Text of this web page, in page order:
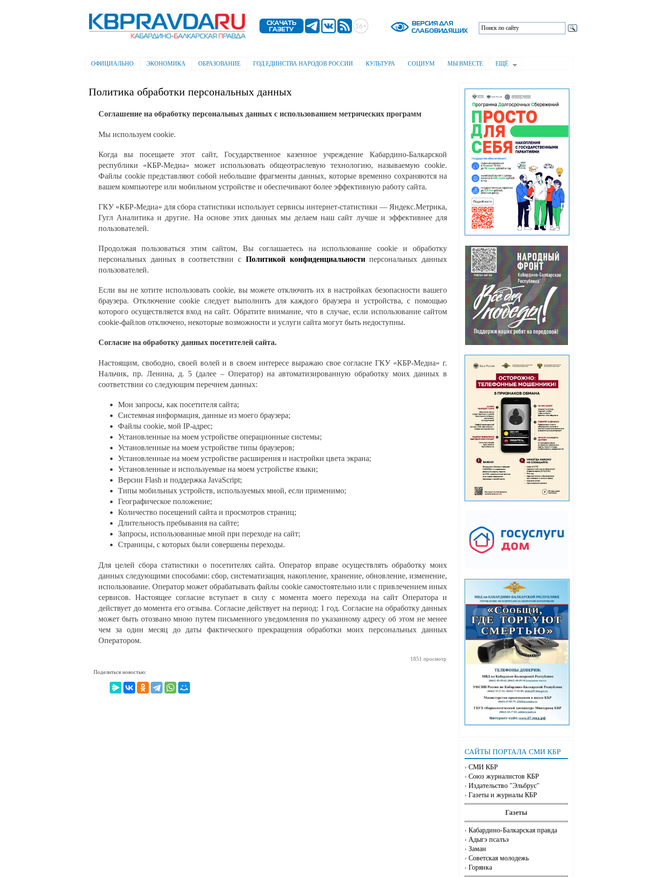
содержанию
Электронная газета "Кабардино-
Балкарская правда"
Главное меню
ОФИЦИАЛЬНО ЭКОНОМИКА ОБРАЗОВАНИЕ ГОД ЕДИНСТВА НАРОДОВ РОССИИ КУЛЬТУРА СОЦИУМ МЫ ВМЕСТЕ ЕЩЁ
САЙТЫ ПОРТАЛА СМИ КБР
СМИ КБР
Союз журналистов КБР
Издательство "Эльбрус"
Газеты и журналы КБР
Газеты
Кабардино-Балкарская правда
Адыгэ псалъэ
Заман
Советская молодежь
Горянка
Политика обработки персональных данных
Соглашение на обработку персональных данных с использованием метрических программ
Мы используем cookie.
Когда вы посещаете этот сайт, Государственное казенное учреждение Кабардино-Балкарской
республики «КБР-Медиа» может использовать общеотраслевую технологию, называемую cookie.
Файлы cookie представляют собой небольшие фрагменты данных, которые временно сохраняются на
вашем компьютере или мобильном устройстве и обеспечивают более эффективную работу сайта.
ГКУ «КБР-Медиа» для сбора статистики использует сервисы интернет-статистики — Яндекс.Метрика,
Гугл Аналитика и другие. На основе этих данных мы делаем наш сайт лучше и эффективнее для
пользователей.
Продолжая пользоваться этим сайтом, Вы соглашаетесь на использование cookie и обработку
персональных данных в соответствии с Политикой конфиденциальности персональных данных
пользователей.
Если вы не хотите использовать cookie, вы можете отключить их в настройках безопасности вашего
браузера. Отключение cookie следует выполнить для каждого браузера и устройства, с помощью
которого осуществляется вход на сайт. Обратите внимание, что в случае, если использование сайтом
cookie-файлов отключено, некоторые возможности и услуги сайта могут быть недоступны.
Согласие на обработку данных посетителей сайта.
Настоящим, свободно, своей волей и в своем интересе выражаю свое согласие ГКУ «КБР-Медиа» г.
Нальчик, пр. Ленина, д. 5 (далее – Оператор) на автоматизированную обработку моих данных в
соответствии со следующим перечнем данных:
Мои запросы, как посетителя сайта;
Системная информация, данные из моего браузера;
Файлы cookie, мой IP-адрес;
Установленные на моем устройстве операционные системы;
Установленные на моем устройстве типы браузеров;
Установленные на моем устройстве расширения и настройки цвета экрана;
Установленные и используемые на моем устройстве языки;
Версии Flash и поддержка JavaScript;
Типы мобильных устройств, используемых мной, если применимо;
Географическое положение;
Количество посещений сайта и просмотров страниц;
Длительность пребывания на сайте;
Запросы, использованные мной при переходе на сайт;
Страницы, с которых были совершены переходы.
Для целей сбора статистики о посетителях сайта. Оператор вправе осуществлять обработку моих
данных следующими способами: сбор, систематизация, накопление, хранение, обновление, изменение,
использование. Оператор может обрабатывать файлы cookie самостоятельно или с привлечением иных
сервисов. Настоящее согласие вступает в силу с момента моего перехода на сайт Оператора и
действует до момента его отзыва. Согласие действует на период: 1 год. Согласие на обработку данных
может быть отозвано мною путем письменного уведомления по указанному адресу об этом не менее
чем за один месяц до даты фактического прекращения обработки моих персональных данных
Оператором.
1851 просмотр
Поделиться новостью: